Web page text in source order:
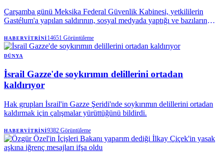
Çarşamba günü Meksika Federal Güvenlik Kabinesi, yetkililerin
Gastélum'a yapılan saldırının, sosyal medyada yaptığı ve bazılarında
"çeşitli paylaşımlarla" bağlantılı olup olmadığını araştırdığını
söyledi.
HABERVITRINI14651 Görüntüleme
DÜNYA
İsrail Gazze'de soykırımın delillerini ortadan
kaldırıyor
Hak grupları İsrail'in Gazze Şeridi'nde soykırımın delillerini ortadan
kaldırmak için çalışmalar yürüttüğünü bildirdi.
HABERVITRINI9382 Görüntüleme